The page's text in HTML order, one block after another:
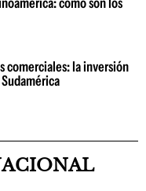
comerciales: la inversión